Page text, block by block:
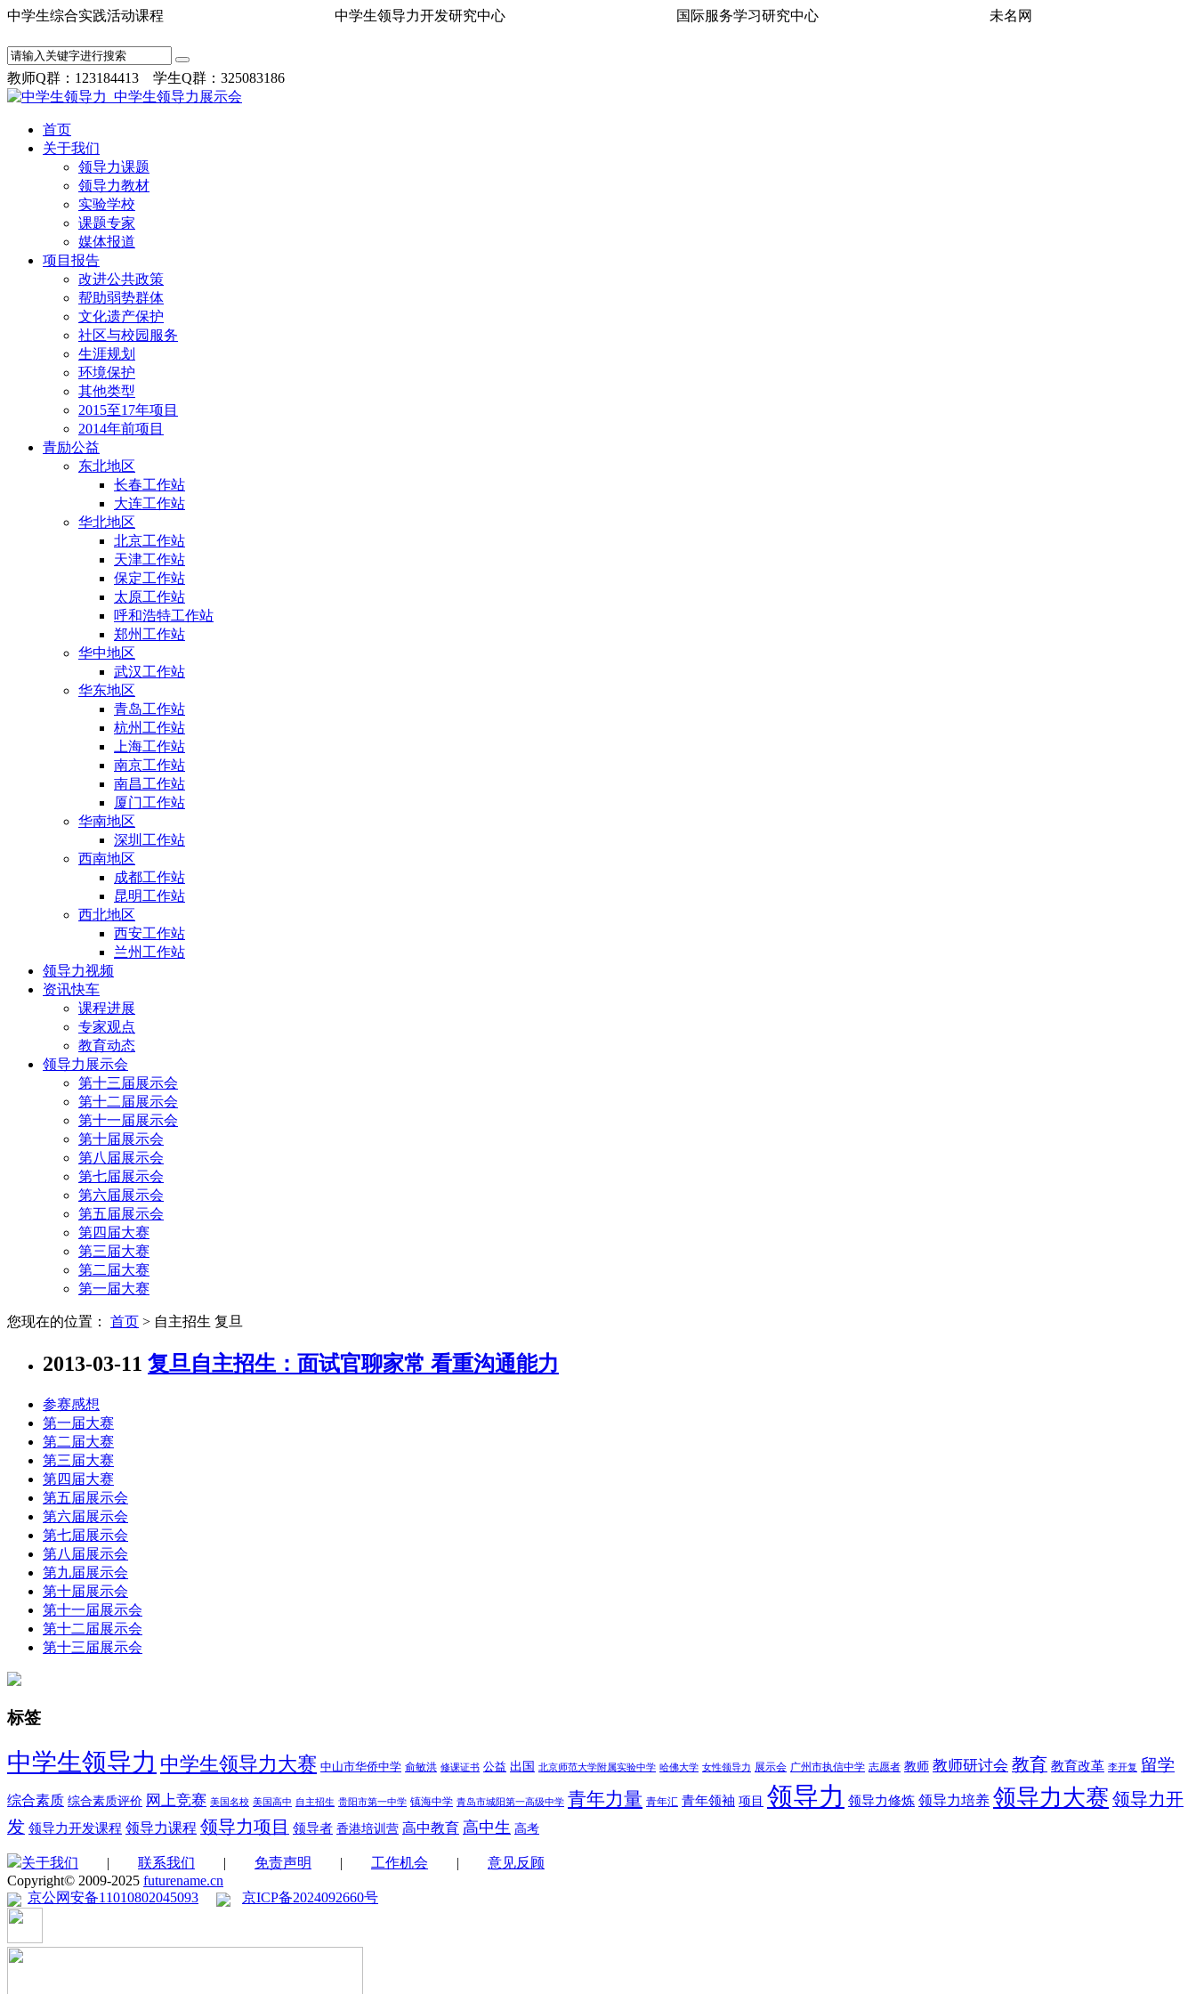
中学生综合实践活动课程 中学生领导力开发研究中心 国际服务学习研究中心 未名网
教师Q群：123184413 学生Q群：325083186
首页
关于我们
领导力课题
领导力教材
实验学校
课题专家
媒体报道
项目报告
改进公共政策
帮助弱势群体
文化遗产保护
社区与校园服务
生涯规划
环境保护
其他类型
2015至17年项目
2014年前项目
青励公益
东北地区
长春工作站
大连工作站
华北地区
北京工作站
天津工作站
保定工作站
太原工作站
呼和浩特工作站
郑州工作站
华中地区
武汉工作站
华东地区
青岛工作站
杭州工作站
上海工作站
南京工作站
南昌工作站
厦门工作站
华南地区
深圳工作站
西南地区
成都工作站
昆明工作站
西北地区
西安工作站
兰州工作站
领导力视频
资讯快车
课程进展
专家观点
教育动态
领导力展示会
第十三届展示会
第十二届展示会
第十一届展示会
第十届展示会
第八届展示会
第七届展示会
第六届展示会
第五届展示会
第四届大赛
第三届大赛
第二届大赛
第一届大赛
您现在的位置： 首页 > 自主招生 复旦
2013-03-11 复旦自主招生：面试官聊家常 看重沟通能力
参赛感想
第一届大赛
第二届大赛
第三届大赛
第四届大赛
第五届展示会
第六届展示会
第七届展示会
第八届展示会
第九届展示会
第十届展示会
第十一届展示会
第十二届展示会
第十三届展示会
标签
中学生领导力 中学生领导力大赛 中山市华侨中学 俞敏洪 修课证书 公益 出国 北京师范大学附属实验中学 哈佛大学 女性领导力 展示会 广州市执信中学 志愿者 教师 教师研讨会 教育 教育改革 李开复 留学
综合素质 综合素质评价 网上竞赛 美国名校 美国高中 自主招生 贵阳市第一中学 镇海中学 青岛市城阳第一高级中学 青年力量 青年汇 青年领袖 项目 领导力 领导力修炼 领导力培养 领导力大赛 领导力开
发 领导力开发课程 领导力课程 领导力项目 领导者 香港培训营 高中教育 高中生 高考
关于我们 | 联系我们 | 免责声明 | 工作机会 | 意见反顾
Copyright© 2009-2025 futurename.cn
京公网安备11010802045093
京ICP备2024092660号